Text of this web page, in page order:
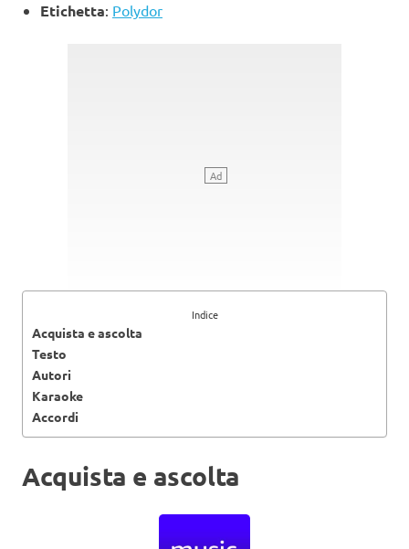
Etichetta: Polydor
Indice
Acquista e ascolta
Testo
Autori
Karaoke
Accordi
Acquista e ascolta